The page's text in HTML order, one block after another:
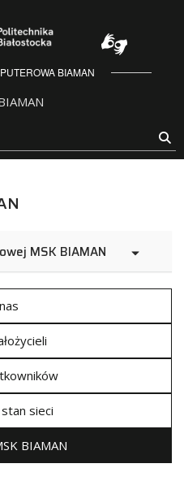
Politechnika
BIAMAN
MSK BIAMAN
sieci
BIAMAN